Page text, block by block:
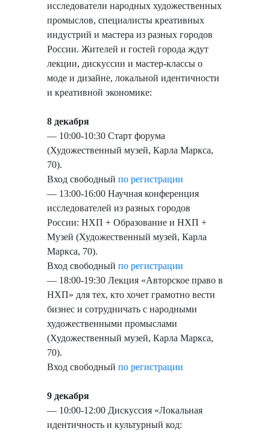
исследователи народных художественных
промыслов, специалисты креативных
индустрий и мастера из разных городов
России. Жителей и гостей города ждут
лекции, дискуссии и мастер-классы о
моде и дизайне, локальной идентичности
и креативной экономике:
8 декабря
— 10:00-10:30 Старт форума
(Художественный музей, Карла Маркса,
70).
Вход свободный по регистрации
— 13:00-16:00 Научная конференция
исследователей из разных городов
России: НХП + Образование и НХП +
Музей (Художественный музей, Карла
Маркса, 70).
Вход свободный по регистрации
— 18:00-19:30 Лекция «Авторское право в
НХП» для тех, кто хочет грамотно вести
бизнес и сотрудничать с народными
художественными промыслами
(Художественный музей, Карла Маркса,
70).
Вход свободный по регистрации
9 декабря
— 10:00-12:00 Дискуссия «Локальная
идентичность и культурный код: